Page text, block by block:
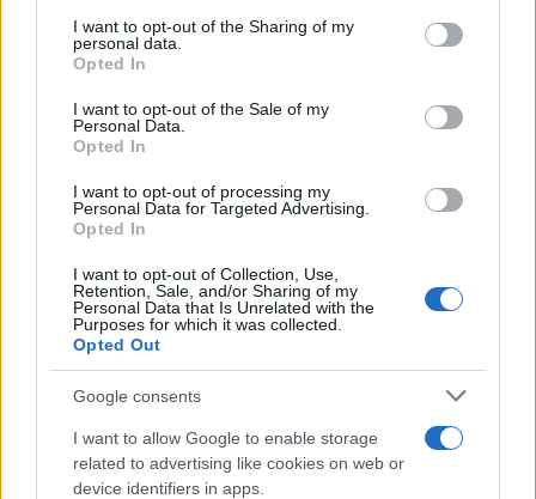
not limited to your visit or usage behaviour. You may click to
grant or deny consent to Google and its third-party tags to
use your data for below specified purposes in below Google
consent section.
I want to opt-out of the Sharing of my
personal data.
Opted In
I want to opt-out of the Sale of my
Personal Data.
Opted In
I want to opt-out of processing my
Personal Data for Targeted Advertising.
Opted In
I want to opt-out of Collection, Use,
Retention, Sale, and/or Sharing of my
Personal Data that Is Unrelated with the
Purposes for which it was collected.
Opted Out
Google consents
I want to allow Google to enable storage
related to advertising like cookies on web or
device identifiers in apps.
prossima mossa vincente?
AUTORE
AiAdhubMedia